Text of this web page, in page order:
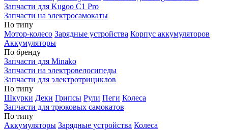
Запчасти для Kugoo C1 Pro
Запчасти на электросамокаты
По типу
Мотор-колесо Зарядные устройства Корпус аккумуляторов
Аккумуляторы
По бренду
Запчасти для Minako
Запчасти на электровелосипеды
Запчасти для электротрициклов
По типу
Шкурки Деки Грипсы Рули Пеги Колеса
Запчасти для трюковых самокатов
По типу
Аккумуляторы Зарядные устройства Колеса